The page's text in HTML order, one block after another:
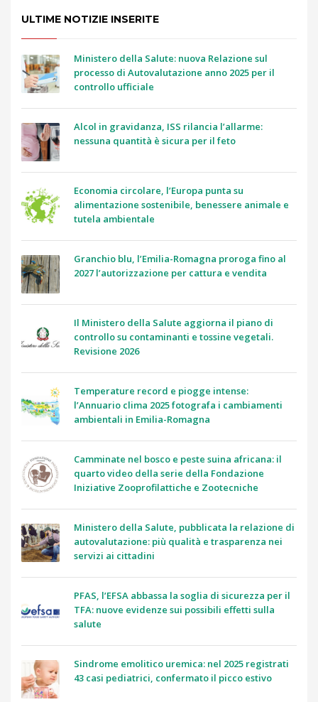
ULTIME NOTIZIE INSERITE
Ministero della Salute: nuova Relazione sul
processo di Autovalutazione anno 2025 per il
controllo ufficiale
Alcol in gravidanza, ISS rilancia l’allarme:
nessuna quantità è sicura per il feto
Economia circolare, l’Europa punta su
alimentazione sostenibile, benessere animale e
tutela ambientale
Granchio blu, l’Emilia-Romagna proroga fino al
2027 l’autorizzazione per cattura e vendita
Il Ministero della Salute aggiorna il piano di
controllo su contaminanti e tossine vegetali.
Revisione 2026
Temperature record e piogge intense:
l’Annuario clima 2025 fotografa i cambiamenti
ambientali in Emilia-Romagna
Camminate nel bosco e peste suina africana: il
quarto video della serie della Fondazione
Iniziative Zooprofilattiche e Zootecniche
Ministero della Salute, pubblicata la relazione di
autovalutazione: più qualità e trasparenza nei
servizi ai cittadini
PFAS, l’EFSA abbassa la soglia di sicurezza per il
TFA: nuove evidenze sui possibili effetti sulla
salute
Sindrome emolitico uremica: nel 2025 registrati
43 casi pediatrici, confermato il picco estivo